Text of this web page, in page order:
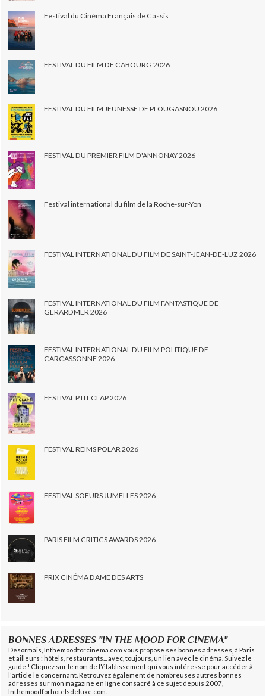
Festival du Cinéma Français de Cassis
FESTIVAL DU FILM DE CABOURG 2026
FESTIVAL DU FILM JEUNESSE DE PLOUGASNOU 2026
FESTIVAL DU PREMIER FILM D'ANNONAY 2026
Festival international du film de la Roche-sur-Yon
FESTIVAL INTERNATIONAL DU FILM DE SAINT-JEAN-DE-LUZ 2026
FESTIVAL INTERNATIONAL DU FILM FANTASTIQUE DE
GERARDMER 2026
FESTIVAL INTERNATIONAL DU FILM POLITIQUE DE
CARCASSONNE 2026
FESTIVAL PTIT CLAP 2026
FESTIVAL REIMS POLAR 2026
FESTIVAL SOEURS JUMELLES 2026
PARIS FILM CRITICS AWARDS 2026
PRIX CINÉMA DAME DES ARTS
BONNES ADRESSES "IN THE MOOD FOR CINEMA"
Désormais, Inthemoodforcinema.com vous propose ses bonnes adresses, à Paris
et ailleurs : hôtels, restaurants... avec, toujours, un lien avec le cinéma. Suivez le
guide ! Cliquez sur le nom de l'établissement qui vous intéresse pour accéder à
l'article le concernant. Retrouvez également de nombreuses autres bonnes
adresses sur mon magazine en ligne consacré à ce sujet depuis 2007,
Inthemoodforhotelsdeluxe.com.